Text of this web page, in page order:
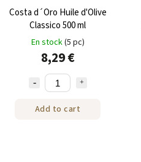
Costa d´Oro Huile d'Olive
Classico 500 ml
En stock(5 pc)
8,29 €
Add to cart